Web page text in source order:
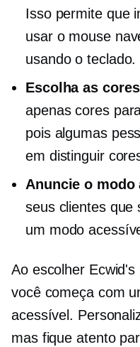
Isso permite que
usar o mouse
usando o teclado.
Escolha as
apenas cores
pois algumas
em distinguir
Anuncie o modo
seus clientes que
um modo
Ao escolher Ecwid's
você começa com
acessível.
mas fique atento